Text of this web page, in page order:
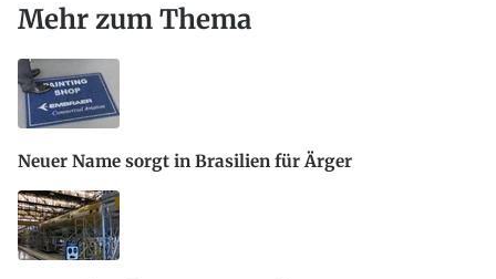
Mehr zum Thema
Neuer Name sorgt in Brasilien für Ärger